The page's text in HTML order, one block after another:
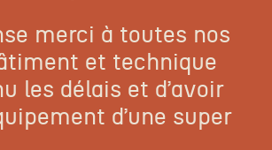
merci à toutes nos
et technique
les délais et d’avoir
d’une super